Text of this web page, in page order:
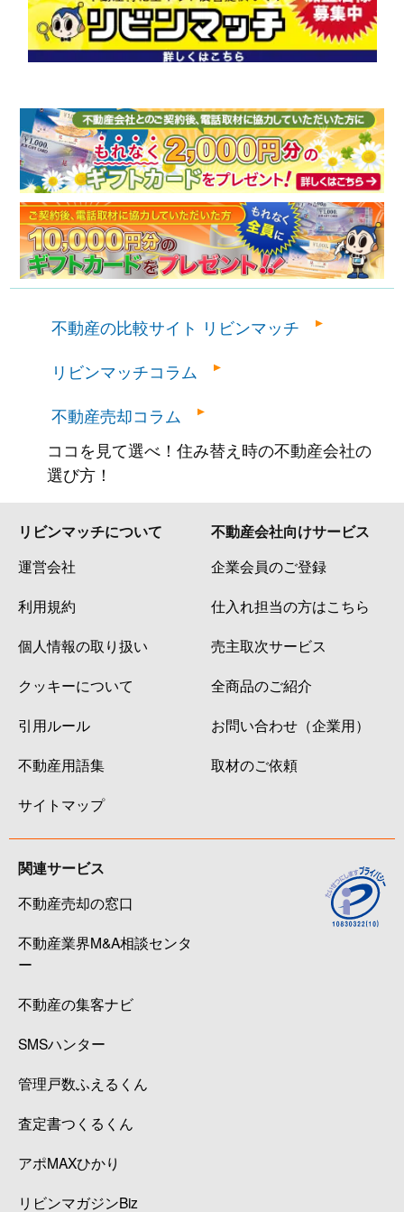
不動産の比較サイト リビンマッチ
リビンマッチコラム
不動産売却コラム
ココを見て選べ！住み替え時の不動産会社の
選び方！
リビンマッチについて
運営会社
利用規約
個人情報の取り扱い
クッキーについて
引用ルール
不動産用語集
サイトマップ
不動産会社向けサービス
企業会員のご登録
仕入れ担当の方はこちら
売主取次サービス
全商品のご紹介
お問い合わせ（企業用）
取材のご依頼
関連サービス
不動産売却の窓口
不動産業界M&A相談センタ
ー
不動産の集客ナビ
SMSハンター
管理戸数ふえるくん
査定書つくるくん
アポMAXひかり
リビンマガジンBiz